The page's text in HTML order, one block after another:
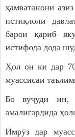
ҳамватанони
истиқлоли
барои қариб
истифода дода
Ҳол он ки дар
муассисаи
Бо вуҷуди ин,
амалигардида
Имрӯз дар